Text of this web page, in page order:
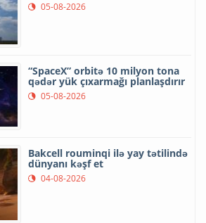
05-08-2026
“SpaceX” orbitə 10 milyon tona
qədər yük çıxarmağı planlaşdırır
05-08-2026
Bakcell rouminqi ilə yay tətilində
dünyanı kəşf et
04-08-2026